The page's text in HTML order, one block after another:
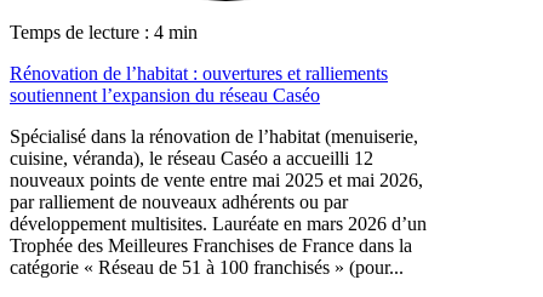
Temps de lecture : 4 min
Rénovation de l’habitat : ouvertures et ralliements
soutiennent l’expansion du réseau Caséo
Spécialisé dans la rénovation de l’habitat (menuiserie,
cuisine, véranda), le réseau Caséo a accueilli 12
nouveaux points de vente entre mai 2025 et mai 2026,
par ralliement de nouveaux adhérents ou par
développement multisites. Lauréate en mars 2026 d’un
Trophée des Meilleures Franchises de France dans la
catégorie « Réseau de 51 à 100 franchisés » (pour...